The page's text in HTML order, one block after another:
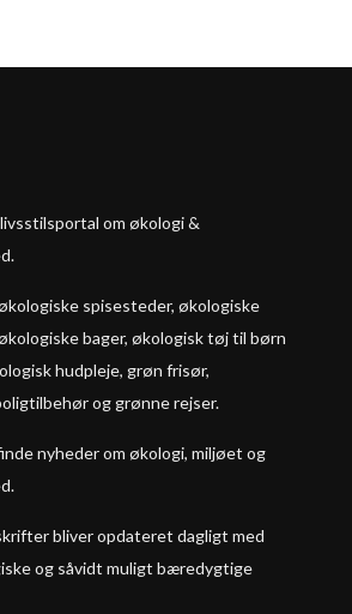
om økologi &
spisesteder, økologiske
bager, økologisk tøj til børn
hudpleje, grøn frisør,
og grønne rejser.
nyheder om økologi, miljøet og
bliver opdateret dagligt med
og såvidt muligt bæredygtige